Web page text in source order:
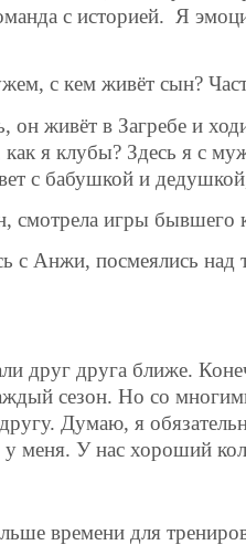
с историей. Я
с кем живёт сын?
живёт в Загребе и
я клубы? Здесь я с
с бабушкой и
смотрела игры бывшего
с Анжи, посмеялись
друга ближе.
сезон. Но со
Думаю, я
меня. У нас хороший
времени для